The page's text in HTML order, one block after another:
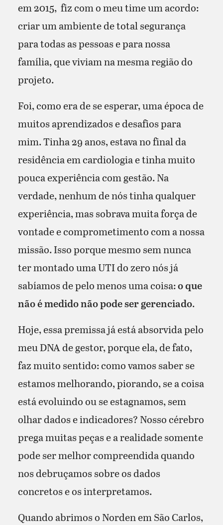
em 2015, fiz com o meu time um acordo:
criar um ambiente de total segurança
para todas as pessoas e para nossa
família, que viviam na mesma região do
projeto.
Foi, como era de se esperar, uma época de
muitos aprendizados e desafios para
mim. Tinha 29 anos, estava no final da
residência em cardiologia e tinha muito
pouca experiência com gestão. Na
verdade, nenhum de nós tinha qualquer
experiência, mas sobrava muita força de
vontade e comprometimento com a nossa
missão. Isso porque mesmo sem nunca
ter montado uma UTI do zero nós já
sabíamos de pelo menos uma coisa:o que
não é medido não pode ser gerenciado.
Hoje, essa premissa já está absorvida pelo
meu DNA de gestor, porque ela, de fato,
faz muito sentido: como vamos saber se
estamos melhorando, piorando, se a coisa
está evoluindo ou se estagnamos, sem
olhar dados e indicadores? Nosso cérebro
prega muitas peças e a realidade somente
pode ser melhor compreendida quando
nos debruçamos sobre os dados
concretos e os interpretamos.
Quando abrimos o Norden em São Carlos,